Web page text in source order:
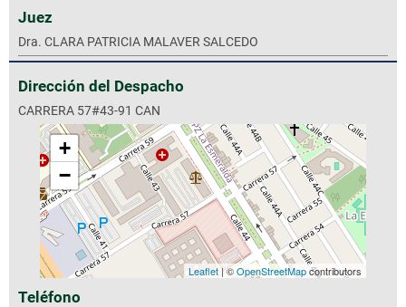
Juez
Dra. CLARA PATRICIA MALAVER SALCEDO
Dirección del Despacho
CARRERA 57#43-91 CAN
+
−
Leaflet| ©OpenStreetMapcontributors
Teléfono